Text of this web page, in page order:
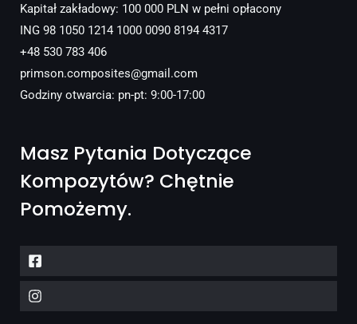
Kapitał zakładowy: 100 000 PLN w pełni opłacony
ING 98 1050 1214 1000 0090 8194 4317
+48 530 783 406
primson.composites@gmail.com
Godziny otwarcia: pn-pt: 9:00-17:00
Masz Pytania Dotyczące
Kompozytów? Chętnie
Pomożemy.